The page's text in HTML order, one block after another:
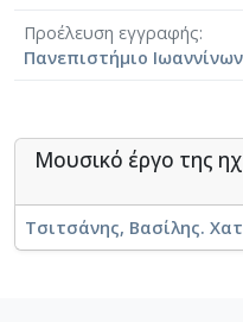
Προέλευση εγγραφής
Πανεπιστήμιο Ιωαννίνων
Μουσικό έργο της
Τσιτσάνης, Βασίλης.